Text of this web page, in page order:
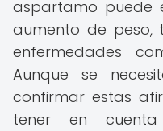
aspartamo puede
aumento de peso,
enfermedades
Aunque se
confirmar estas
tener en